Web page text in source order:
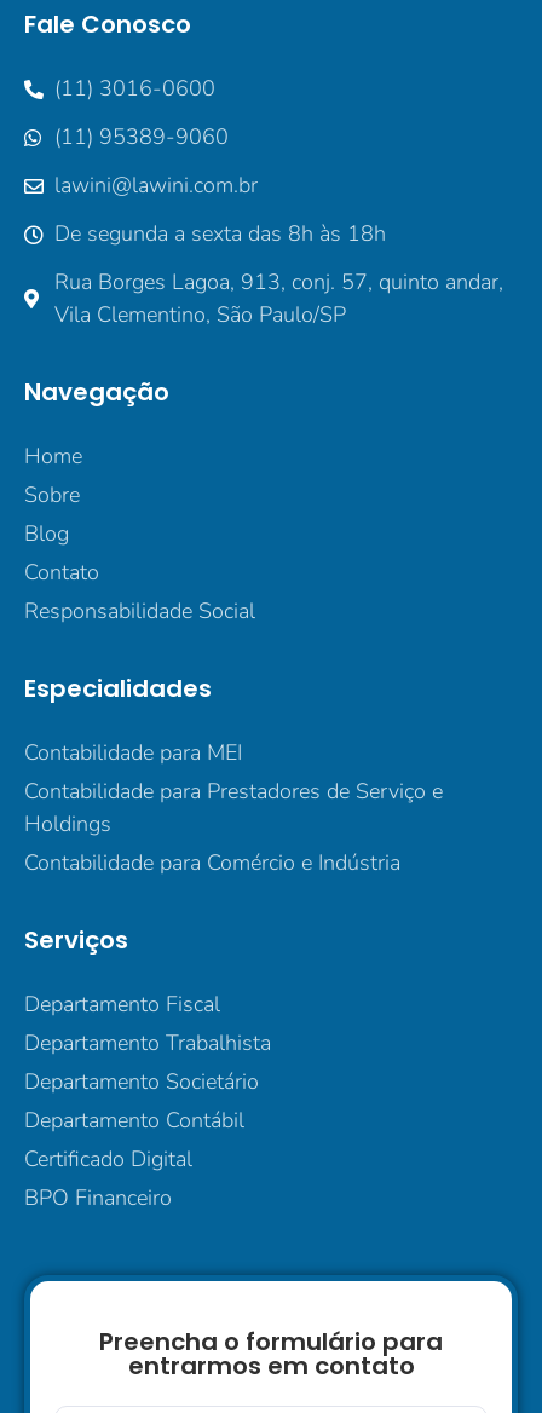
Fale Conosco
(11) 3016-0600
(11) 95389-9060
lawini@lawini.com.br
De segunda a sexta das 8h às 18h
Rua Borges Lagoa, 913, conj. 57, quinto andar,
Vila Clementino, São Paulo/SP
Navegação
Home
Sobre
Blog
Contato
Responsabilidade Social
Especialidades
Contabilidade para MEI
Contabilidade para Prestadores de Serviço e
Holdings
Contabilidade para Comércio e Indústria
Serviços
Departamento Fiscal
Departamento Trabalhista
Departamento Societário
Departamento Contábil
Certificado Digital
BPO Financeiro
Preencha o formulário para
entrarmos em contato